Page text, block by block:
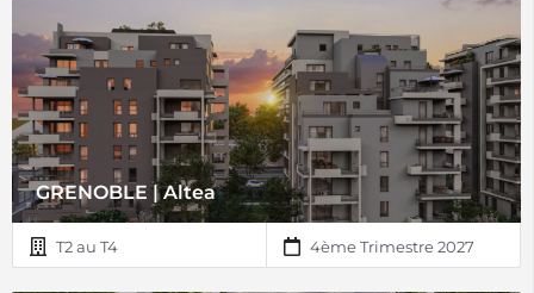
GRENOBLE | Altea
T2 au T4 4ème Trimestre 2027